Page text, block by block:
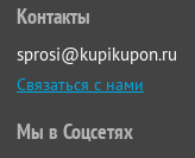
Контакты
sprosi@kupikupon.ru
Связаться с нами
Мы в Соцсетях